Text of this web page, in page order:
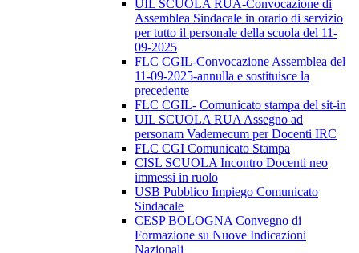
UIL SCUOLA RUA-Convocazione di
Assemblea Sindacale in orario di servizio
per tutto il personale della scuola del 11-
09-2025
FLC CGIL-Convocazione Assemblea del
11-09-2025-annulla e sostituisce la
precedente
FLC CGIL- Comunicato stampa del sit-in
UIL SCUOLA RUA Assegno ad
personam Vademecum per Docenti IRC
FLC CGI Comunicato Stampa
CISL SCUOLA Incontro Docenti neo
immessi in ruolo
USB Pubblico Impiego Comunicato
Sindacale
CESP BOLOGNA Convegno di
Formazione su Nuove Indicazioni
Nazionali